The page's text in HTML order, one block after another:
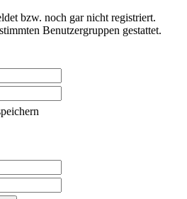
bzw. noch gar nicht registriert.
Benutzergruppen gestattet.